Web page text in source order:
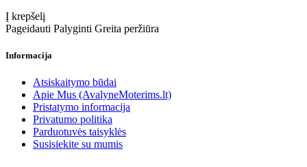
Į krepšelį
Pageidauti Palyginti Greita peržiūra
Informacija
Atsiskaitymo būdai
Apie Mus (AvalyneMoterims.lt)
Pristatymo informacija
Privatumo politika
Parduotuvės taisyklės
Susisiekite su mumis